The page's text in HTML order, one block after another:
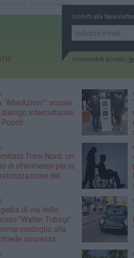
Martorano. Tutti i voti della
Iscriviti alla Newsletter
Iscrivendoti accetti i
"AlterAzioni": scuola
interculturale
Popoli
Trani Nord: un
di riferimento per la
del
di via delle
"Walter Tobagi"
cordoglio alla
sicurezza